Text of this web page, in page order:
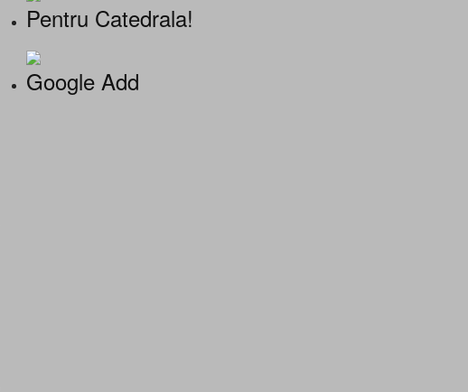
Pentru Catedrala!
Google Add